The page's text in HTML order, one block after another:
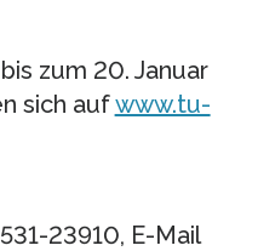
zum 20. Januar
sich aufwww.tu-
23910, E-Mail